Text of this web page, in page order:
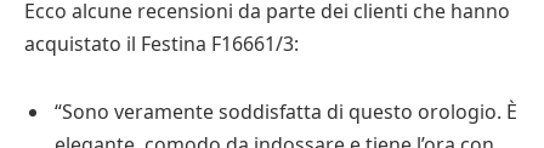
Ecco alcune recensioni da parte dei clienti che hanno
acquistato il Festina F16661/3:
“Sono veramente soddisfatta di questo orologio. È